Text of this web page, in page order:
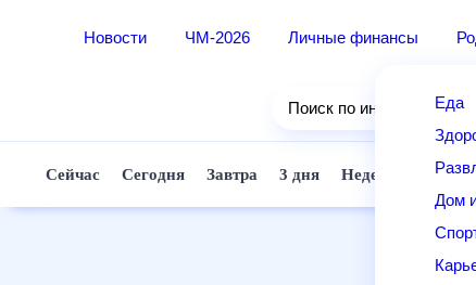
Новости ЧМ-2026 Личные финансы
Еда
Дом
Поиск по интернету
Сейчас Сегодня Завтра 3 дня Неделя 10